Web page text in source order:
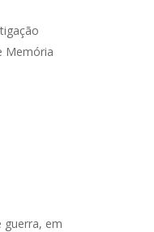
Memória
guerra, em